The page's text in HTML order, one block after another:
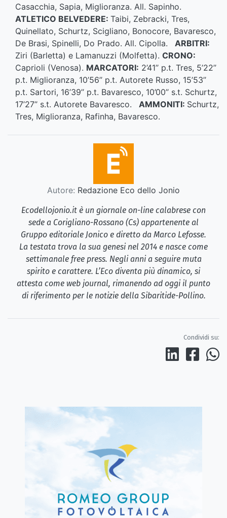
Casacchia, Sapia, Miglioranza. All. Sapinho.
ATLETICO BELVEDERE: Taibi, Zebracki, Tres,
Quinellato, Schurtz, Scigliano, Bonocore, Bavaresco,
De Brasi, Spinelli, Do Prado. All. Cipolla.
ARBITRI:
Ziri (Barletta) e Lamanuzzi (Molfetta). CRONO:
Caprioli (Venosa). MARCATORI: 2’41’’ p.t. Tres, 5’22’’
p.t. Miglioranza, 10’56’’ p.t. Autorete Russo, 15’53’’
p.t. Sartori, 16’39’’ p.t. Bavaresco, 10’00’’ s.t. Schurtz,
17’27’’ s.t. Autorete Bavaresco.
AMMONITI: Schurtz,
Tres, Miglioranza, Rafinha, Bavaresco.
Autore: Redazione Eco dello Jonio
Ecodellojonio.it è un giornale on-line calabrese con
sede a Corigliano-Rossano (Cs) appartenente al
Gruppo editoriale Jonico e diretto da Marco Lefosse.
La testata trova la sua genesi nel 2014 e nasce come
settimanale free press. Negli anni a seguire muta
spirito e carattere. L’Eco diventa più dinamico, si
attesta come web journal, rimanendo ad oggi il punto
di riferimento per le notizie della Sibaritide-Pollino.
Condividi su: